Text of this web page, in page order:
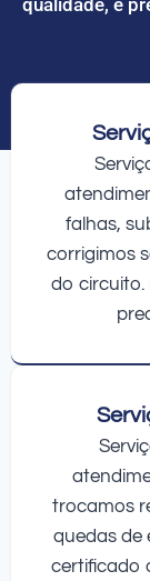
falhas,
corrigimos
do circuito.
trocamos
quedas de
certificado